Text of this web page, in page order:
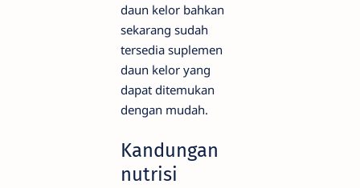
daun kelor bahkan
sekarang sudah
tersedia suplemen
daun kelor yang
dapat ditemukan
dengan mudah.
Kandungan
nutrisi